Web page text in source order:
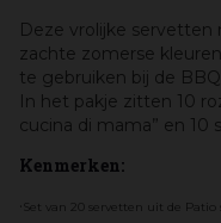
Deze vrolijke servetten
zachte zomerse
te gebruiken bij de
In het pakje zitten 10
cucina di mama” en 10
Kenmerken:
Set van 20 servetten uit de Patio